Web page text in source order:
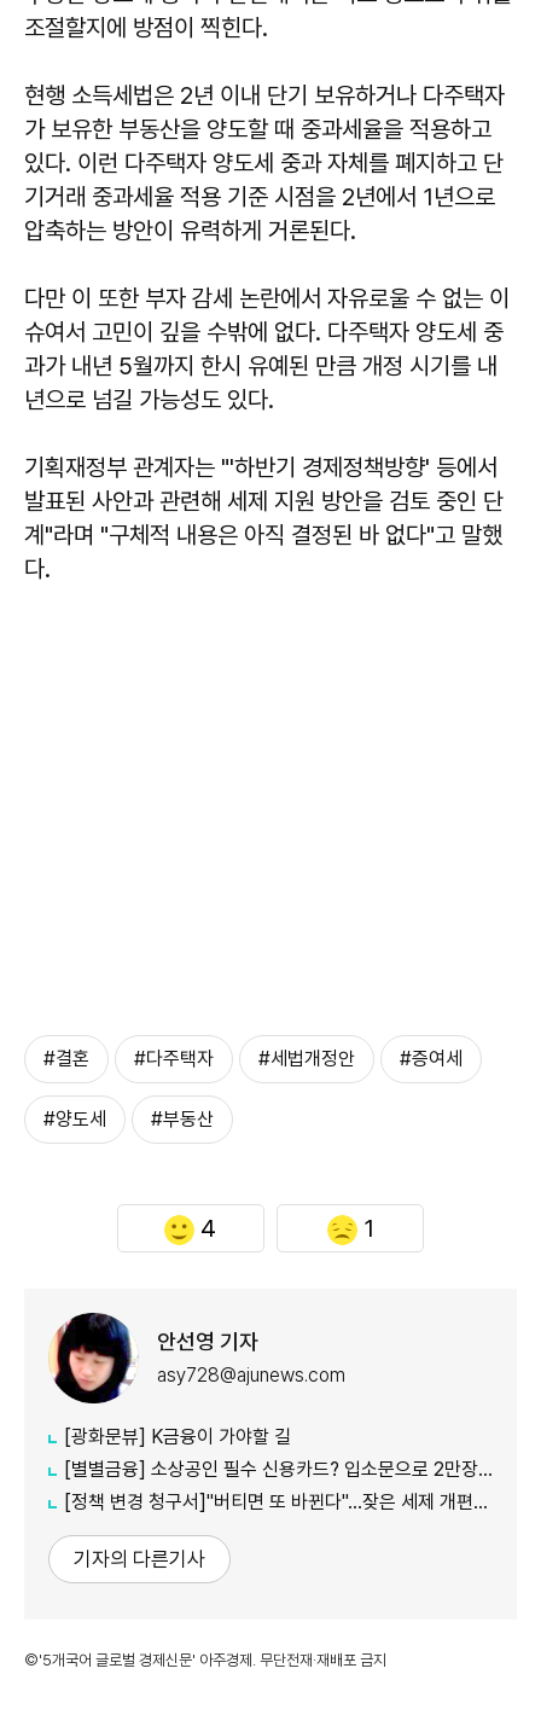
조절할지에 방점이 찍힌다.
현행 소득세법은 2년 이내 단기 보유하거나 다주택자
가 보유한 부동산을 양도할 때 중과세율을 적용하고
있다. 이런 다주택자 양도세 중과 자체를 폐지하고 단
기거래 중과세율 적용 기준 시점을 2년에서 1년으로
압축하는 방안이 유력하게 거론된다.
다만 이 또한 부자 감세 논란에서 자유로울 수 없는 이
슈여서 고민이 깊을 수밖에 없다. 다주택자 양도세 중
과가 내년 5월까지 한시 유예된 만큼 개정 시기를 내
년으로 넘길 가능성도 있다.
기획재정부 관계자는 "'하반기 경제정책방향' 등에서
발표된 사안과 관련해 세제 지원 방안을 검토 중인 단
계"라며 "구체적 내용은 아직 결정된 바 없다"고 말했
다.
#결혼 #다주택자 #세법개정안 #증여세
#양도세 #부동산
4 1
안선영 기자
asy728@ajunews.com
[광화문뷰] K금융이 가야할 길
[별별금융] 소상공인 필수 신용카드? 입소문으로 2만장 발급
[정책 변경 청구서]"버티면 또 바뀐다"…잦은 세제 개편이 키운 '학습 효과'
기자의 다른기사
©'5개국어 글로벌 경제신문' 아주경제. 무단전재·재배포 금지